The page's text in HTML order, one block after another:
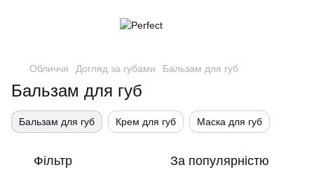
Обличчя Догляд за губами Бальзам для губ
Бальзам для губ
Бальзам для губ Крем для губ Маска для губ
Фільтр За популярністю